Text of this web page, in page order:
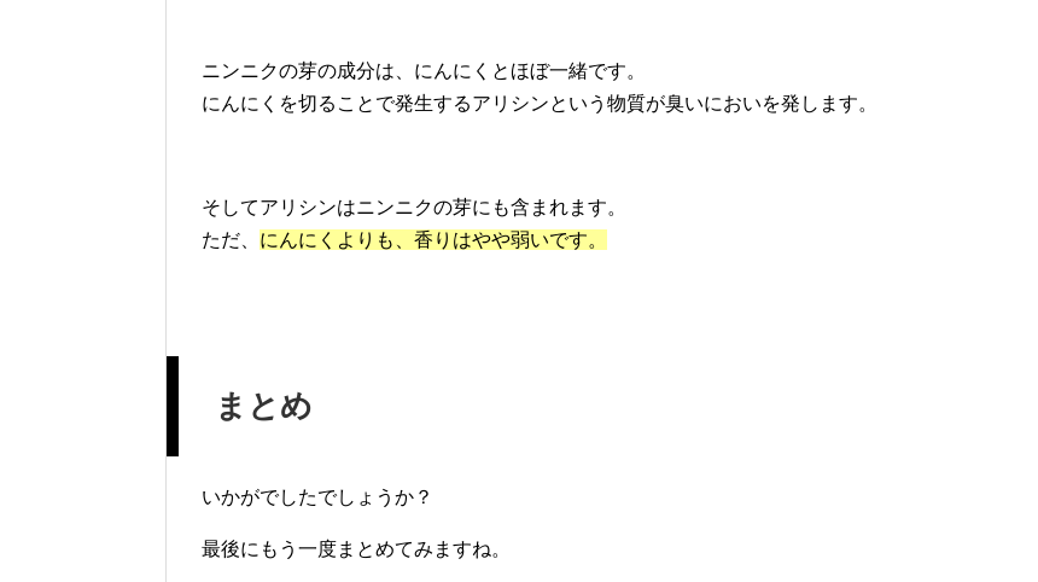
ニンニクの芽の成分は、にんにくとほぼ一緒です。
にんにくを切ることで発生するアリシンという物質が臭いにおいを発します。
そしてアリシンはニンニクの芽にも含まれます。
ただ、 にんにくよりも、香りはやや弱いです。
まとめ
いかがでしたでしょうか？
最後にもう一度まとめてみますね。